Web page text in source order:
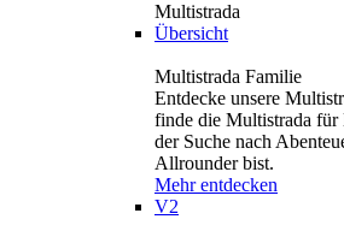
Multistrada
Übersicht
Multistrada Familie
Entdecke unsere
finde die Multistrada
der Suche nach
Allrounder bist.
Mehr entdecken
V2